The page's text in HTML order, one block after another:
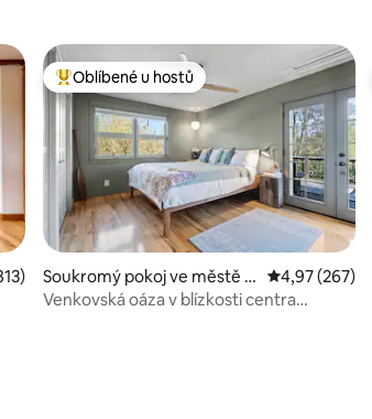
hodnocení 4,93 z 5, 813 hodnocení
Nejlepší v kategorii Oblíbené u hostů
Oblíbené u hostů
Soukromý pokoj ve městě A
shland
Průměrné
4,97 (267)
Venkovská oáza v blízkosti centra